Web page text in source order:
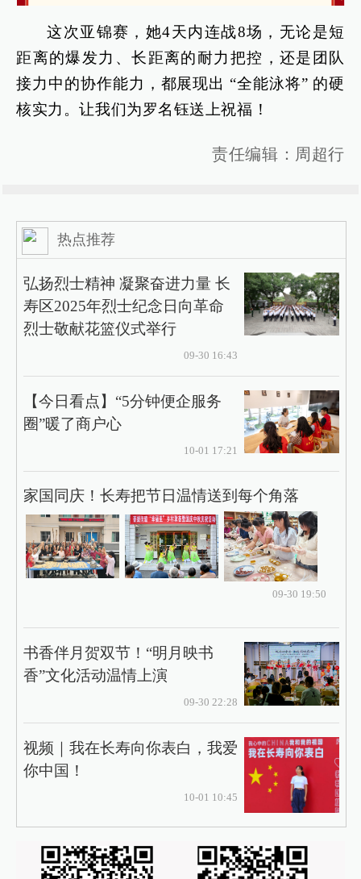
这次亚锦赛，她4天内连战8场，无论是短
距离的爆发力、长距离的耐力把控，还是团队
接力中的协作能力，都展现出 “全能泳将” 的硬
核实力。让我们为罗名钰送上祝福！
责任编辑：周超行
热点推荐
弘扬烈士精神 凝聚奋进力量 长
寿区2025年烈士纪念日向革命
烈士敬献花篮仪式举行
09-30 16:43
【今日看点】“5分钟便企服务
圈”暖了商户心
10-01 17:21
家国同庆！长寿把节日温情送到每个角落
09-30 19:50
书香伴月贺双节！“明月映书
香”文化活动温情上演
09-30 22:28
视频｜我在长寿向你表白，我爱
你中国！
10-01 10:45